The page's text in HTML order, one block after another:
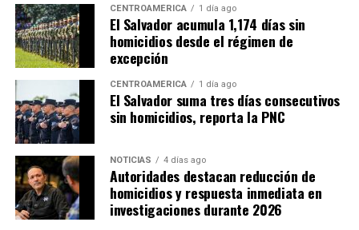
CENTROAMÉRICA 1 día ago
El Salvador acumula 1,174 días sin
homicidios desde el régimen de
excepción
CENTROAMÉRICA 1 día ago
El Salvador suma tres días consecutivos
sin homicidios, reporta la PNC
NOTICIAS 4 días ago
Autoridades destacan reducción de
homicidios y respuesta inmediata en
investigaciones durante 2026